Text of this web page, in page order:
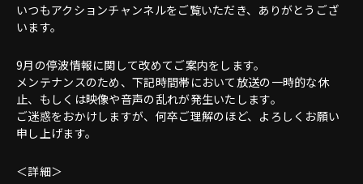
いつもアクションチャンネルをご覧いただき、ありがとうござ
います。
9月の停波情報に関して改めてご案内をします。
メンテナンスのため、下記時間帯において放送の一時的な休
止、もしくは映像や音声の乱れが発生いたします。
ご迷惑をおかけしますが、何卒ご理解のほど、よろしくお願い
申し上げます。
＜詳細＞